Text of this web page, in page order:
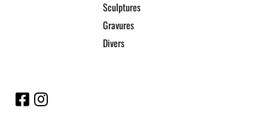
Sculptures
Gravures
Divers